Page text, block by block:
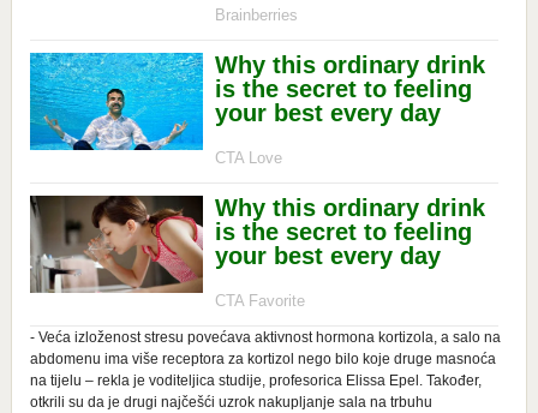
- Veća izloženost stresu povećava aktivnost hormona kortizola, a salo na
abdomenu ima više receptora za kortizol nego bilo koje druge masnoća
na tijelu – rekla je voditeljica studije, profesorica Elissa Epel. Također,
otkrili su da je drugi najčešći uzrok nakupljanje sala na trbuhu